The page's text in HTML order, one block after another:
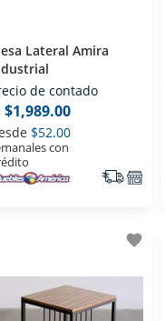
Lateral Amira
de contado
$1,989.00
$52.00
con
favorite